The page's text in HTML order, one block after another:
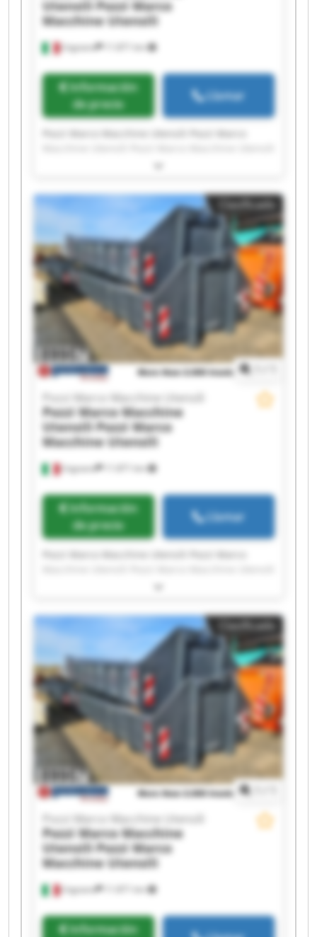
Urgnano 11.871 km
Utensili Pozzi Marco
Macchine Utensili
Información
de precio
Llamar
Pozzi Marco Macchine Utensili Pozzi Marco
Pozzi Marco Macchine Utensili Pozzi Marco
Pozzi Marco Macchine Utensili Pozzi Marco
Macchine Utensili Pozzi Marco Macchine Utensili
Pozzi Marco Macchine Utensili Pozzi Marco
Macchine Utensili Pozzi Marco Macchine Utensili
Pozzi Marco Macchine Utensili Pozzi Marco
Macchine Utensili Pozzi Marco Macchine Utensili
Pozzi Marco Macchine Utensili Pozzi Marco
Macchine Utensili Pozzi Marco Macchine Utensili
Pozzi Marco Macchine Utensili Pozzi Marco
Macchine Utensili
Clasificado
Urgnano 11.871 km
Pozzi Marco Macchine Utensili
Pozzi Marco Macchine
Utensili Pozzi Marco
Macchine Utensili
Información
de precio
Llamar
Pozzi Marco Macchine Utensili Pozzi Marco
Pozzi Marco Macchine Utensili Pozzi Marco
Pozzi Marco Macchine Utensili Pozzi Marco
Macchine Utensili Pozzi Marco Macchine Utensili
Pozzi Marco Macchine Utensili Pozzi Marco
Macchine Utensili Pozzi Marco Macchine Utensili
Pozzi Marco Macchine Utensili Pozzi Marco
Macchine Utensili Pozzi Marco Macchine Utensili
Pozzi Marco Macchine Utensili Pozzi Marco
Macchine Utensili Pozzi Marco Macchine Utensili
Pozzi Marco Macchine Utensili Pozzi Marco
Macchine Utensili
Clasificado
Urgnano 11.871 km
Pozzi Marco Macchine Utensili
Pozzi Marco Macchine
Utensili Pozzi Marco
Macchine Utensili
Información